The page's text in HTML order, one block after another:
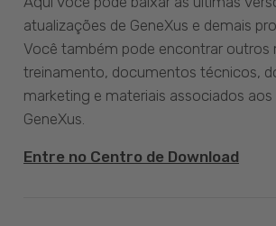
atualizações de GeneXus e demais
Você também pode encontrar outros
treinamento, documentos técnicos,
marketing e materiais associados
GeneXus.
Entre no Centro de Download